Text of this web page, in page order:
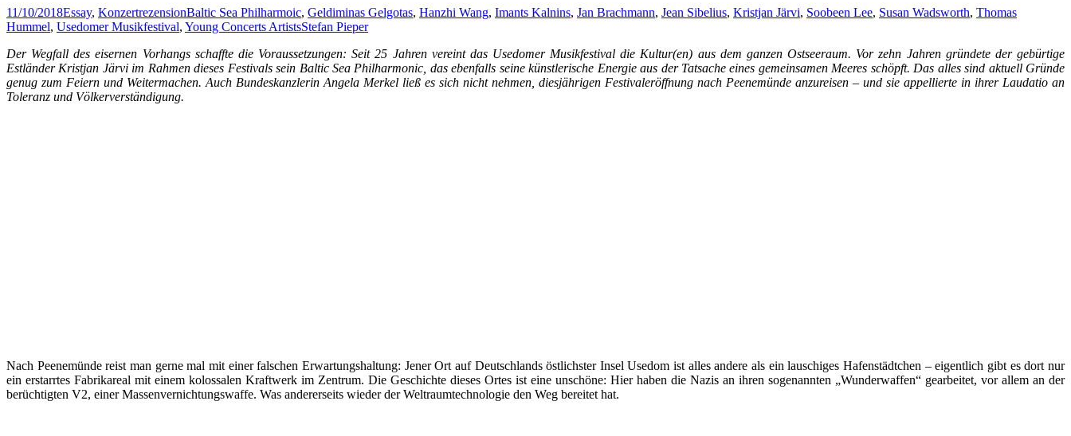
11/10/2018Essay, KonzertrezensionBaltic Sea Philharmoic, Geldiminas Gelgotas, Hanzhi Wang, Imants Kalnins, Jan Brachmann, Jean Sibelius, Kristjan Järvi, Soobeen Lee, Susan Wadsworth, Thomas
Hummel, Usedomer Musikfestival, Young Concerts ArtistsStefan Pieper
Der Wegfall des eisernen Vorhangs schaffte die Voraussetzungen: Seit 25 Jahren vereint das Usedomer Musikfestival die Kultur(en) aus dem ganzen Ostseeraum. Vor zehn Jahren gründete der gebürtige
Estländer Kristjan Järvi im Rahmen dieses Festivals sein Baltic Sea Philharmonic, das ebenfalls seine künstlerische Energie aus der Tatsache eines gemeinsamen Meeres schöpft. Das alles sind aktuell Gründe
genug zum Feiern und Weitermachen. Auch Bundeskanzlerin Angela Merkel ließ es sich nicht nehmen, diesjährigen Festivaleröffnung nach Peenemünde anzureisen – und sie appellierte in ihrer Laudatio an
Toleranz und Völkerverständigung.
Nach Peenemünde reist man gerne mal mit einer falschen Erwartungshaltung: Jener Ort auf Deutschlands östlichster Insel Usedom ist alles andere als ein lauschiges Hafenstädtchen – eigentlich gibt es dort nur
ein erstarrtes Fabrikareal mit einem kolossalen Kraftwerk im Zentrum. Die Geschichte dieses Ortes ist eine unschöne: Hier haben die Nazis an ihren sogenannten „Wunderwaffen“ gearbeitet, vor allem an der
berüchtigten V2, einer Massenvernichtungswaffe. Was andererseits wieder der Weltraumtechnologie den Weg bereitet hat.